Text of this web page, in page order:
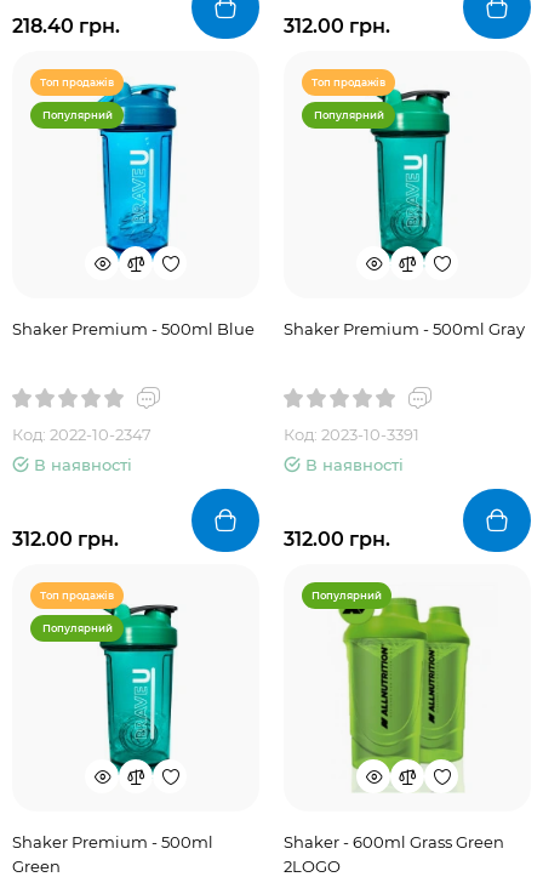
218.40 грн. 312.00 грн.
Топ продажів
Популярний
Shaker Premium - 500ml Blue
Код: 2022-10-2347
В наявності
312.00 грн.
Топ продажів
Популярний
Shaker Premium - 500ml Gray
Код: 2023-10-3391
В наявності
312.00 грн.
Топ продажів
Популярний
Shaker Premium - 500ml
Green
Популярний
Shaker - 600ml Grass Green
2LOGO